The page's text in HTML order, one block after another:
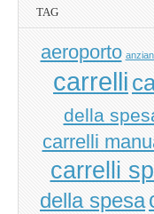
TAG
aeroporto
carrelli
della
carrelli
carrelli
della spesa